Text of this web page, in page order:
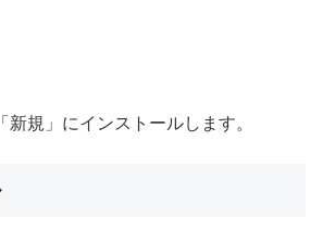
新規」にインストールします。